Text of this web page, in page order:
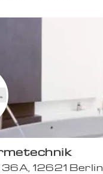
12621 Berlin